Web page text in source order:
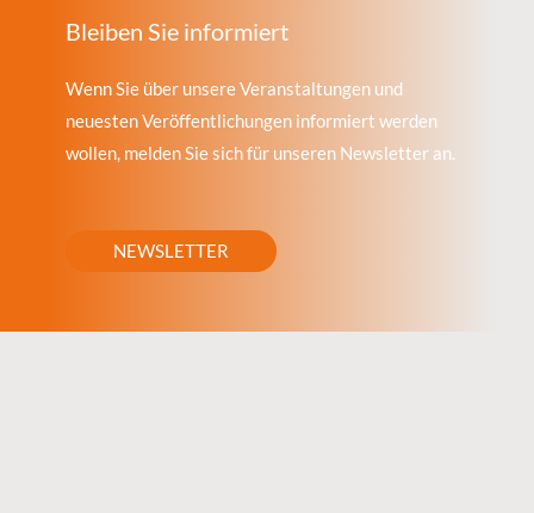
Bleiben Sie informiert
Wenn Sie über unsere Veranstaltungen und
neuesten Veröffentlichungen informiert werden
wollen, melden Sie sich für unseren Newsletter an.
NEWSLETTER